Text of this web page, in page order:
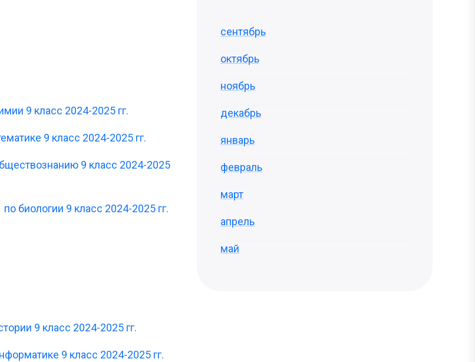
9 класс 2024-2025 гг.
9 класс 2024-2025 гг.
9 класс 2024-2025
биологии 9 класс 2024-2025 гг.
9 класс 2024-2025 гг.
9 класс 2024-2025 гг.
сентябрь
октябрь
ноябрь
декабрь
январь
февраль
март
апрель
май